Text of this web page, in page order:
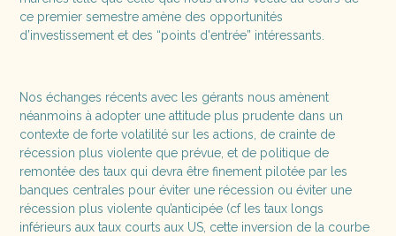
ce premier semestre amène des opportunités
d’investissement et des “points d'entrée” intéressants.
Nos échanges récents avec les gérants nous amènent
néanmoins à adopter une attitude plus prudente dans un
contexte de forte volatilité sur les actions, de crainte de
récession plus violente que prévue, et de politique de
remontée des taux qui devra être finement pilotée par les
banques centrales pour éviter une récession ou éviter une
récession plus violente qu’anticipée (cf les taux longs
inférieurs aux taux courts aux US, cette inversion de la courbe